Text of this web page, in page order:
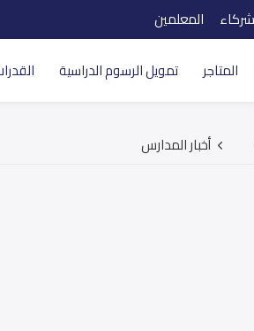
المعلمين
المتاجر تمويل الرسوم الدراسية
أخبار المدارس